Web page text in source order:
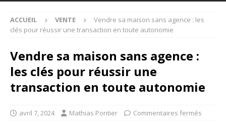
ACCUEIL VENTE
Vendre sa maison sans agence : les
clés pour réussir une transaction en toute autonomie
Vendre sa maison sans agence :
les clés pour réussir une
transaction en toute autonomie
avril 7, 2024 Mathias Pontier Commentaires fermés